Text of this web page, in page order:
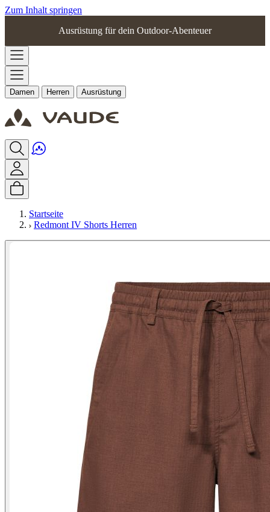
Zum Inhalt springen
Ausrüstung für dein Outdoor-Abenteuer
Damen Herren Ausrüstung
Startseite
Redmont IV Shorts Herren